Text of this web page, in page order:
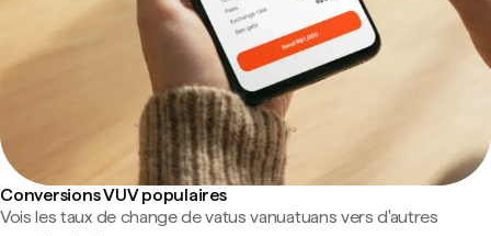
Conversions VUV populaires
Vois les taux de change de vatus vanuatuans vers d'autres